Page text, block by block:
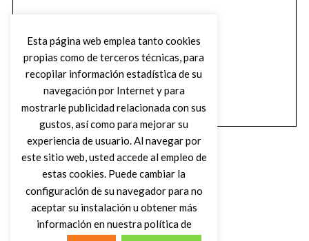
Esta página web emplea tanto cookies
propias como de terceros técnicas, para
recopilar información estadística de su
navegación por Internet y para
mostrarle publicidad relacionada con sus
gustos, así como para mejorar su
experiencia de usuario. Al navegar por
este sitio web, usted accede al empleo de
estas cookies. Puede cambiar la
configuración de su navegador para no
aceptar su instalación u obtener más
información en nuestra política de